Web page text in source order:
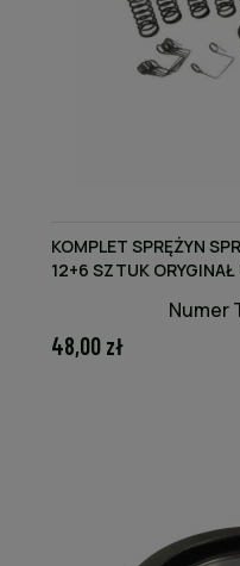
KOMPLET SPRĘŻYN
12+6 SZTUK ORYGINAŁ
Numer
48,00 zł